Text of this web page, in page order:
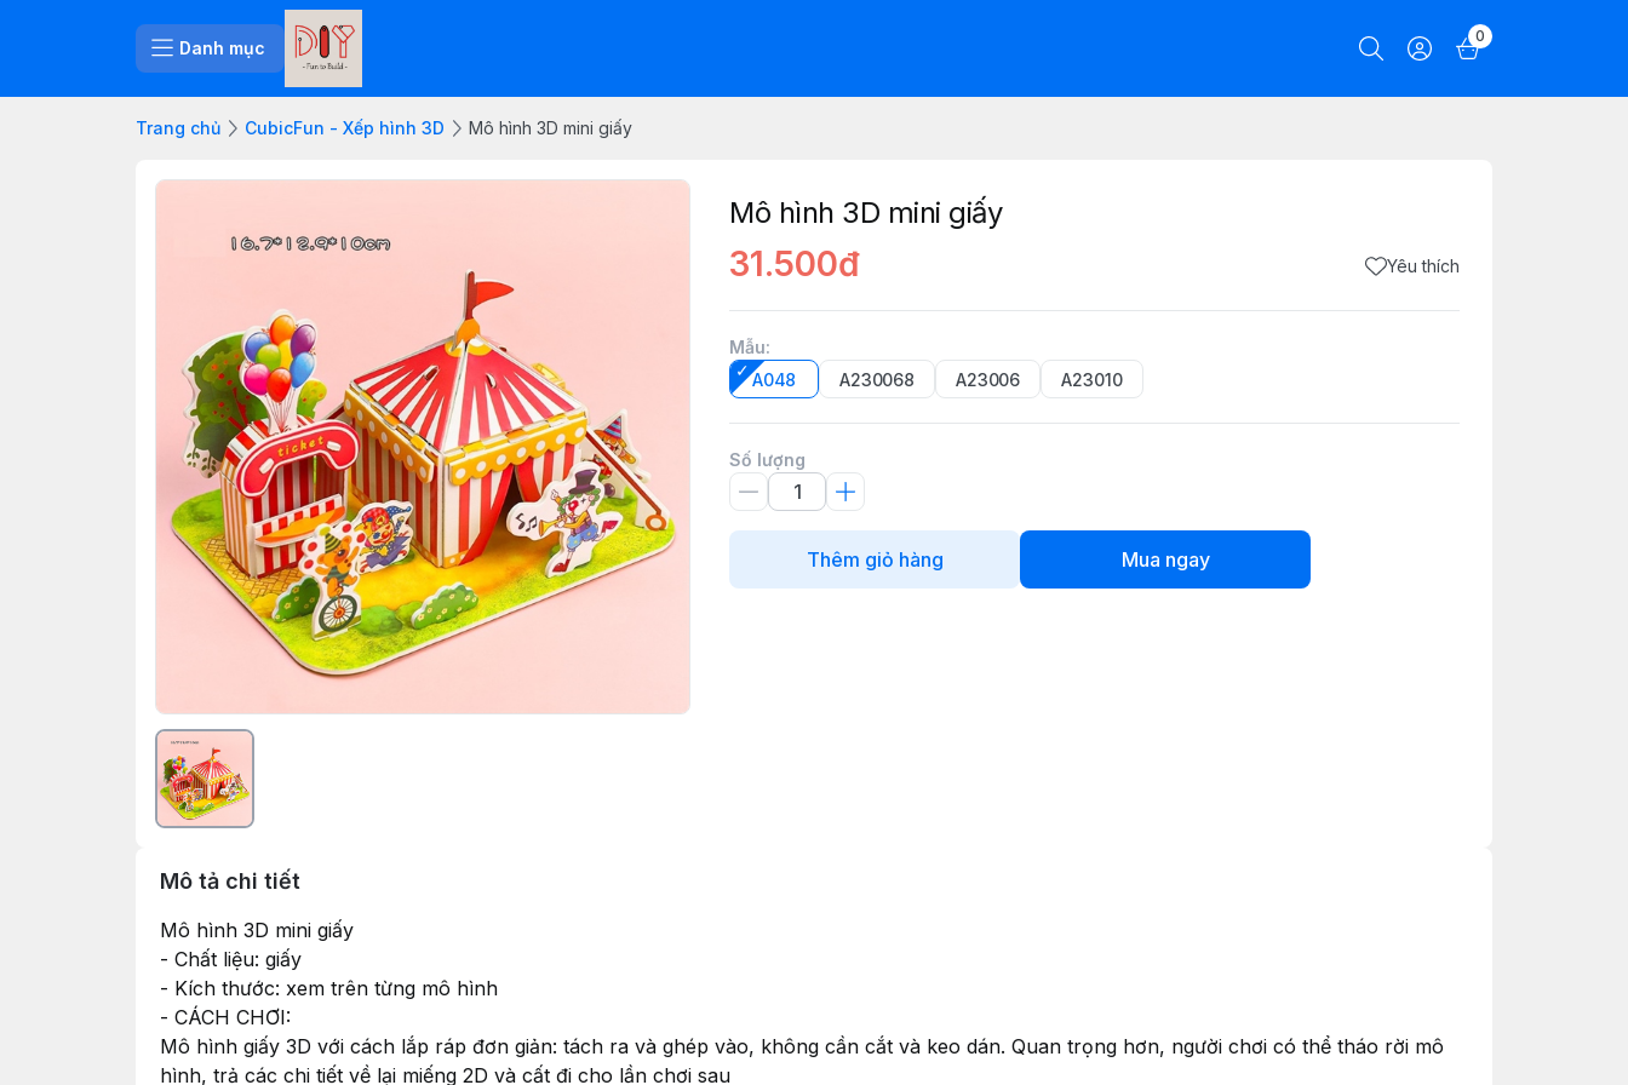
Danh mục
0
Trang chủ CubicFun - Xếp hình 3D Mô hình 3D mini giấy
Mô hình 3D mini giấy
31.500đ Yêu thích
Mẫu:
A048
A230068 A23006 A23010
Số lượng
Thêm giỏ hàng Mua ngay
Mô tả chi tiết
Mô hình 3D mini giấy
- Chất liệu: giấy
- Kích thước: xem trên từng mô hình
- CÁCH CHƠI:
Mô hình giấy 3D với cách lắp ráp đơn giản: tách ra và ghép vào, không cần cắt và keo dán. Quan trọng hơn, người chơi có thể tháo rời mô
hình, trả các chi tiết về lại miếng 2D và cất đi cho lần chơi sau